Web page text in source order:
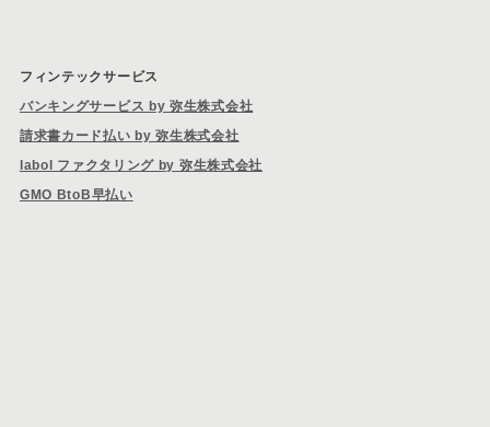
フィンテックサービス
バンキングサービス by 弥生株式会社
請求書カード払い by 弥生株式会社
labol ファクタリング by 弥生株式会社
GMO BtoB早払い